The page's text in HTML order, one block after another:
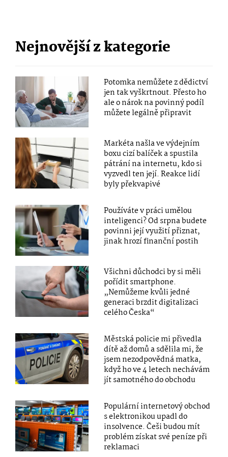
Nejnovější z kategorie
Potomka nemůžete z dědictví
jen tak vyškrtnout. Přesto ho
ale o nárok na povinný podíl
můžete legálně připravit
Markéta našla ve výdejním
boxu cizí balíček a spustila
pátrání na internetu, kdo si
vyzvedl ten její. Reakce lidí
byly překvapivé
Používáte v práci umělou
inteligenci? Od srpna budete
povinni její využití přiznat,
jinak hrozí finanční postih
Všichni důchodci by si měli
pořídit smartphone.
„Nemůžeme kvůli jedné
generaci brzdit digitalizaci
celého Česka“
Městská policie mi přivedla
dítě až domů a sdělila mi, že
jsem nezodpovědná matka,
když ho ve 4 letech nechávám
jít samotného do obchodu
Populární internetový obchod
s elektronikou upadl do
insolvence. Češi budou mít
problém získat své peníze při
reklamaci